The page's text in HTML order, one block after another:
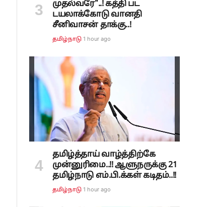
முதல்வரே"..! கத்தி பட
டயலாக்கோடு வானதி
சீனிவாசன் தாக்கு..!
தமிழ்நாடு 1 hour ago
தமிழ்த்தாய் வாழ்த்திற்கே
முன்னுரிமை..!! ஆளுநருக்கு 21
தமிழ்நாடு எம்.பி.க்கள் கடிதம்..!!
தமிழ்நாடு 1 hour ago